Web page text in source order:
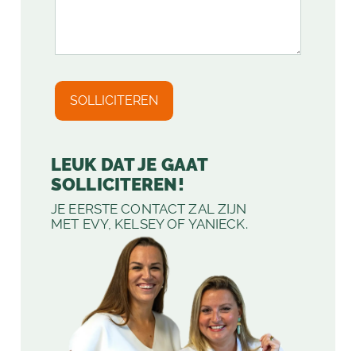
LEUK DAT JE GAAT
SOLLICITEREN!
JE EERSTE CONTACT ZAL ZIJN
MET EVY, KELSEY OF YANIECK.